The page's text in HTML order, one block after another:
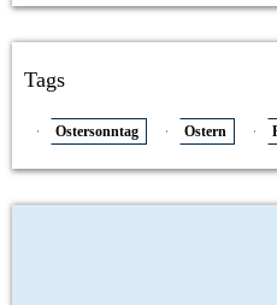
Tags
Ostersonntag Ostern